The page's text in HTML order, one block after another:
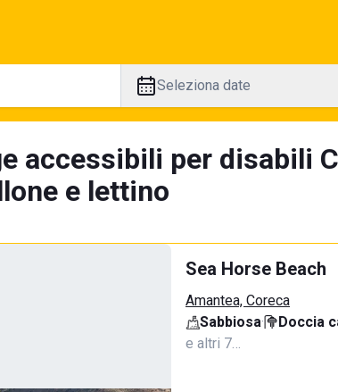
Seleziona date
accessibili per disabili
e lettino
Sea Horse Beach
Amantea, Coreca
Sabbiosa· Doccia
e altri 7…